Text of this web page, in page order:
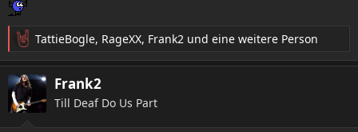
R
e
a
k
t
TattieBogle, RageXX, Frank2 und eine weitere Person
Frank2
Till Deaf Do Us Part